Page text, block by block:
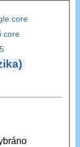
core
core